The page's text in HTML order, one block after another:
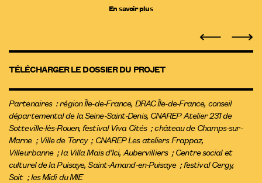
En savoir plus
TÉLÉCHARGER LE DOSSIER DU PROJET
Partenaires : région Île-de-France, DRAC Île-de-France, conseil
départemental de la Seine-Saint-Denis, CNAREP Atelier 231 de
Sotteville-lès-Rouen, festival Viva Cités ; château de Champs-sur-
Marne ; Ville de Torcy ; CNAREP Les ateliers Frappaz,
Villeurbanne ; la Villa Mais d’Ici, Aubervilliers ; Centre social et
culturel de la Puisaye, Saint-Amand-en-Puisaye ; festival Cergy,
Soit ; les Midi du MIE